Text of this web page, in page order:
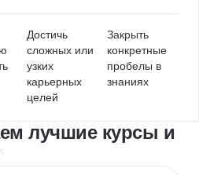
Достичь
сложных или
узких
карьерных
целей
Закрыть
конкретные
пробелы в
знаниях
лучшие курсы и